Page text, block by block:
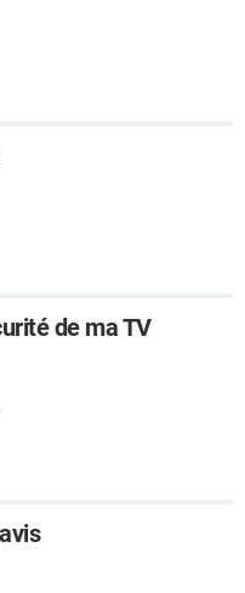
de ma TV